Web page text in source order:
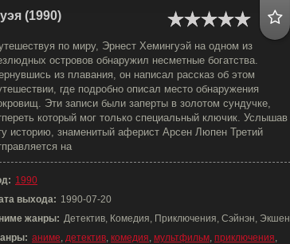
(1990)
по миру, Эрнест Хемингуэй на одном из
островов обнаружил несметные богатства.
из плавания, он написал рассказ об этом
где подробно описал место обнаружения
Эти записи были заперты в золотом сундучке,
который мог только специальный ключик. Услышав
историю, знаменитый аферист Арсен Люпен Третий
на
1990
выхода: 1990-07-20
жанры: Детектив, Комедия, Приключения, Сэйнэн, Экшен
аниме, детектив, комедия, мультфильм, приключения,